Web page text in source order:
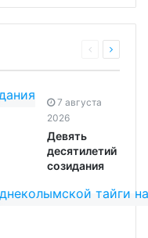
7 августа
2026
Девять
десятилетий
созидания